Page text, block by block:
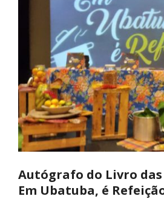
Autógrafo do Livro
Em Ubatuba, é